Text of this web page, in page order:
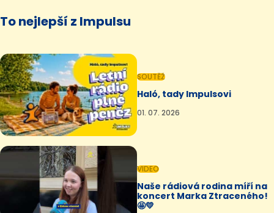
To nejlepší z Impulsu
SOUTĚŽ
Haló, tady Impulsovi
01. 07. 2026
VIDEO
Naše rádiová rodina míří na
koncert Marka Ztraceného!
🤩💛